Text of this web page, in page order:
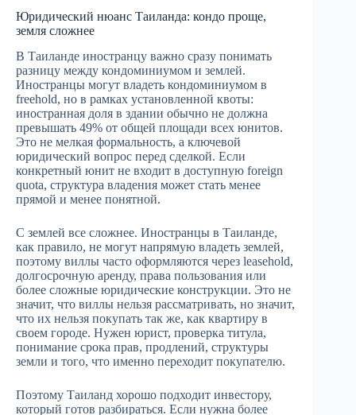
Юридический нюанс Таиланда: кондо проще,
земля сложнее
В Таиланде иностранцу важно сразу понимать
разницу между кондоминиумом и землей.
Иностранцы могут владеть кондоминиумом в
freehold, но в рамках установленной квоты:
иностранная доля в здании обычно не должна
превышать 49% от общей площади всех юнитов.
Это не мелкая формальность, а ключевой
юридический вопрос перед сделкой. Если
конкретный юнит не входит в доступную foreign
quota, структура владения может стать менее
прямой и менее понятной.
С землей все сложнее. Иностранцы в Таиланде,
как правило, не могут напрямую владеть землей,
поэтому виллы часто оформляются через leasehold,
долгосрочную аренду, права пользования или
более сложные юридические конструкции. Это не
значит, что виллы нельзя рассматривать, но значит,
что их нельзя покупать так же, как квартиру в
своем городе. Нужен юрист, проверка титула,
понимание срока прав, продлений, структуры
земли и того, что именно переходит покупателю.
Поэтому Таиланд хорошо подходит инвестору,
который готов разбираться. Если нужна более